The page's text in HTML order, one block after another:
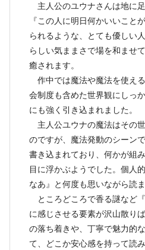
主人公のユウナさんは地に
『この人に明日何かいいこと
られるような、とても優しい
らしい気ままさで場を和ませ
癒されます。
作中では魔法や魔法を使え
会制度も含めた世界観にしっ
にも強く引き込まれました。
主人公ユウナの魔法はその
のですが、魔法発動のシーン
書き込まれており、何かが組
目に浮かぶようでした。個人
なあ』と何度も思いながら読
ところどころで香る謎など
に感じさせる要素が沢山散り
の落ち着きや、丁寧で魅力的
て、どこか安心感を持って読